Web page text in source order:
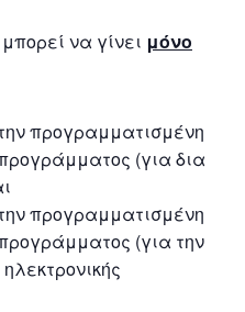
να γίνει μόνο
προγραμματισμένη
(για δια
προγραμματισμένη
(για την